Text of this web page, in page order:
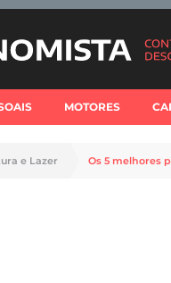
MOTORES
e Lazer Os 5 melhores